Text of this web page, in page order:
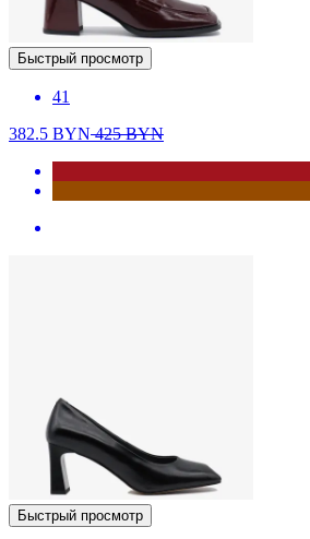
Быстрый просмотр
41
382.5 BYN425BYN
Быстрый просмотр